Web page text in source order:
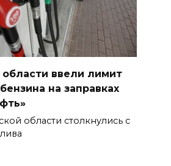
области ввели лимит
на заправках
области столкнулись с